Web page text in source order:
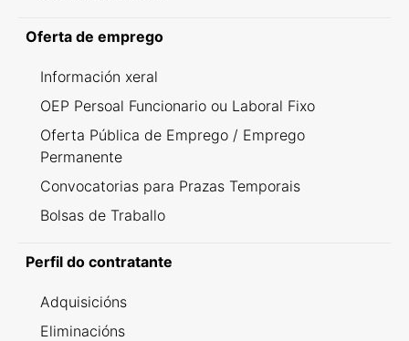
Oferta de emprego
Información xeral
OEP Persoal Funcionario ou Laboral Fixo
Oferta Pública de Emprego / Emprego
Permanente
Convocatorias para Prazas Temporais
Bolsas de Traballo
Perfil do contratante
Adquisicións
Eliminacións